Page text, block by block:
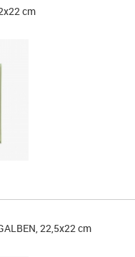
cm
22,5x22 cm